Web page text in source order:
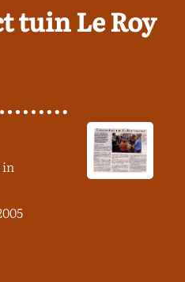
tuin Le Roy
in